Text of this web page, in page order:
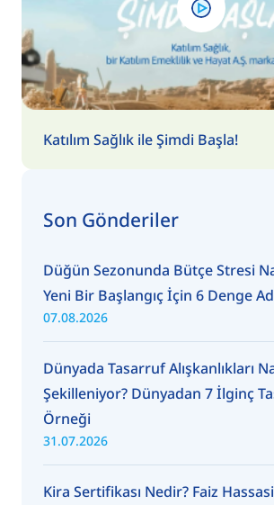
Katılım Sağlık ile Şimdi Başla!
Son Gönderiler
Düğün Sezonunda Bütçe Stresi
Yeni Bir Başlangıç İçin 6 Denge
07.08.2026
Dünyada Tasarruf Alışkanlıkları
Şekilleniyor? Dünyadan 7 İlginç
Örneği
31.07.2026
Kira Sertifikası Nedir? Faiz